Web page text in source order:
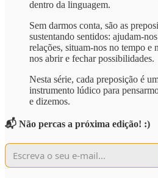
dentro da linguagem.
Sem darmos conta, são as
sustentando sentidos: ajudam-
relações, situam-nos no tempo e
nos abrir e fechar possibilidades.
Nesta série, cada preposição é
instrumento lúdico para
e dizemos.
📬 Não percas a próxima edição! :)